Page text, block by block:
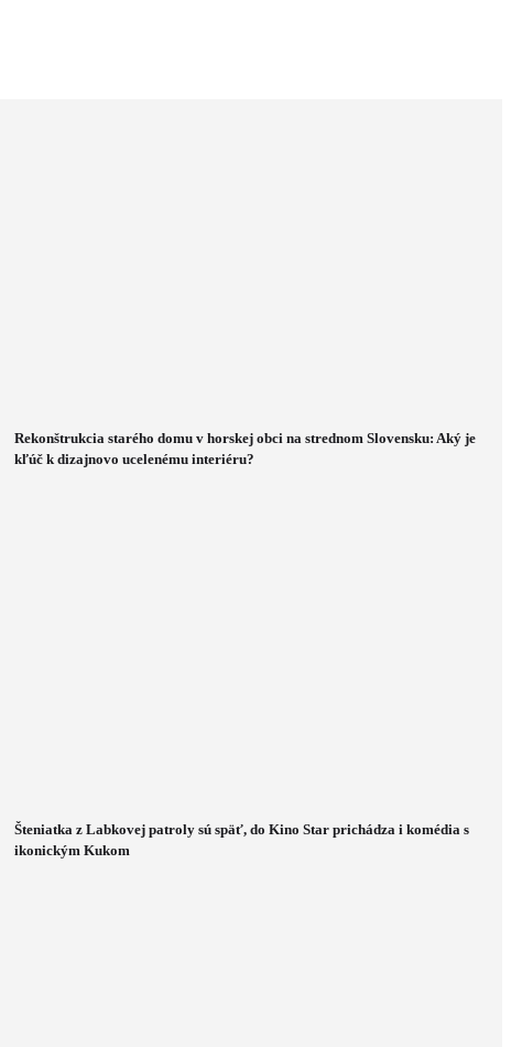
Rekonštrukcia starého domu v horskej obci na strednom Slovensku: Aký je
kľúč k dizajnovo ucelenému interiéru?
Šteniatka z Labkovej patroly sú späť, do Kino Star prichádza i komédia s
ikonickým Kukom